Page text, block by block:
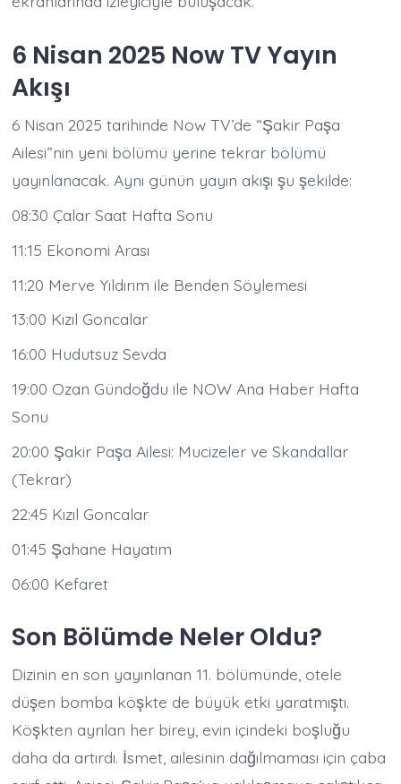
6 Nisan 2025 Now TV Yayın
Akışı
6 Nisan 2025 tarihinde Now TV’de “Şakir Paşa
Ailesi”nin yeni bölümü yerine tekrar bölümü
yayınlanacak. Aynı günün yayın akışı şu şekilde:​
08:30 Çalar Saat Hafta Sonu​
11:15 Ekonomi Arası​
11:20 Merve Yıldırım ile Benden Söylemesi​
13:00 Kızıl Goncalar​
16:00 Hudutsuz Sevda​
19:00 Ozan Gündoğdu ile NOW Ana Haber Hafta
Sonu​
20:00 Şakir Paşa Ailesi: Mucizeler ve Skandallar
(Tekrar)​
22:45 Kızıl Goncalar​
01:45 Şahane Hayatım​
06:00 Kefaret​
Son Bölümde Neler Oldu?
Dizinin en son yayınlanan 11. bölümünde, otele
düşen bomba köşkte de büyük etki yaratmıştı.
Köşkten ayrılan her birey, evin içindeki boşluğu
daha da artırdı. İsmet, ailesinin dağılmaması için çaba